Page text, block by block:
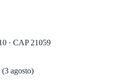
· CAP 21059
(3 agosto)